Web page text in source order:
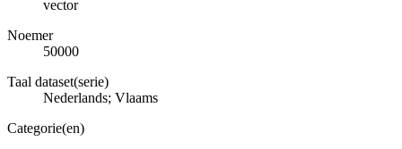
vector
Noemer
50000
Taal dataset(serie)
Nederlands; Vlaams
Categorie(en)